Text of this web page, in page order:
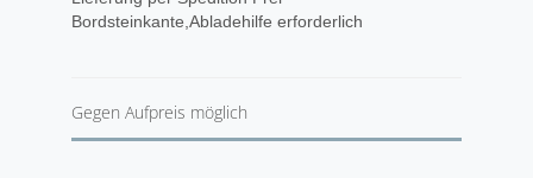
Bordsteinkante,Abladehilfe erforderlich
Gegen Aufpreis möglich